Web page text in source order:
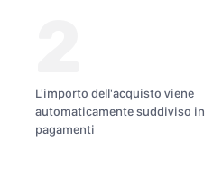
L'importo dell'acquisto viene
automaticamente suddiviso in
pagamenti